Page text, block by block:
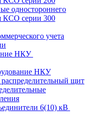
одностороннего
КСО серии 300
учета
НКУ
НКУ
щит
6(10) кВ